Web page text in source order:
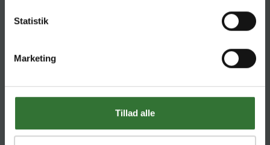
Statistik
Marketing
Tillad alle
DK-4600 Køge
Ellemosen 4